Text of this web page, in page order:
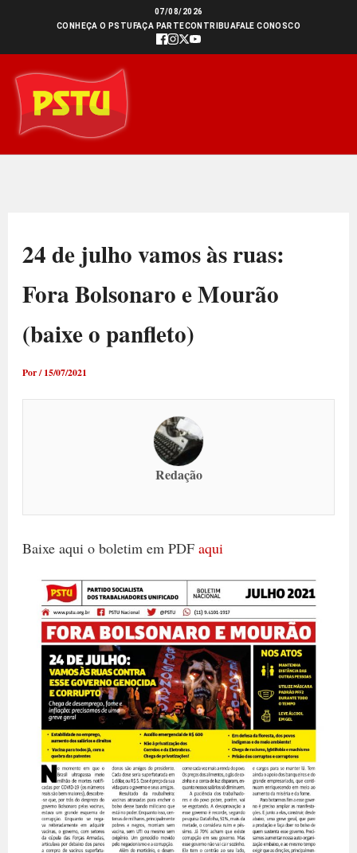
conteúdo
07/08/2026
CONHEÇA O PSTU FAÇA PARTECONTRIBUAFALE CONOSCO
24 de julho vamos às ruas:
Fora Bolsonaro e Mourão
(baixe o panfleto)
Por/15/07/2021
Redação
Baixe aqui o boletim em PDF aqui